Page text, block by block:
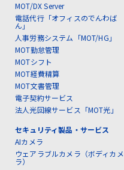
MOT/DX Server
電話代行「オフィスのでんわば
ん」
人事労務システム「MOT/HG」
MOT勤怠管理
MOTシフト
MOT経費精算
MOT文書管理
電子契約サービス
法人光回線サービス「MOT光」
セキュリティ製品・サービス
AIカメラ
ウェアラブルカメラ（ボディカメ
ラ）